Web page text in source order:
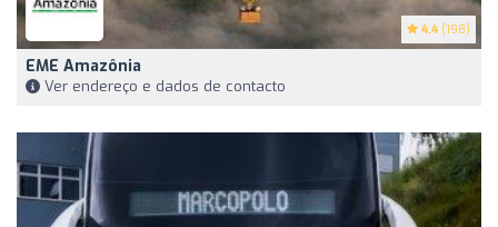
4.4 (198)
EME Amazônia
Ver endereço e dados de contacto